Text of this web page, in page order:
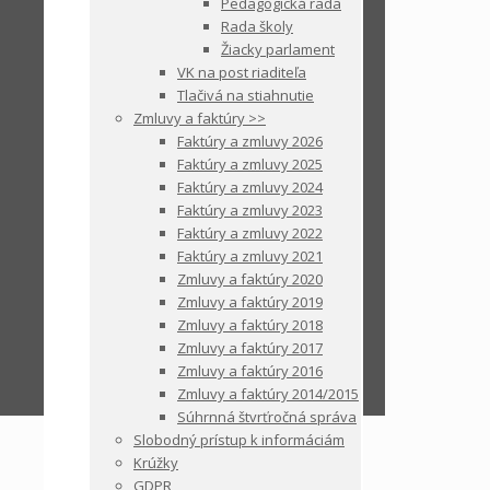
Rada školy
Žiacky parlament
VK na post riaditeľa
Tlačivá na stiahnutie
Zmluvy a faktúry >>
Faktúry a zmluvy 2026
Faktúry a zmluvy 2025
Faktúry a zmluvy 2024
Faktúry a zmluvy 2023
Faktúry a zmluvy 2022
Faktúry a zmluvy 2021
Zmluvy a faktúry 2020
Zmluvy a faktúry 2019
Zmluvy a faktúry 2018
Zmluvy a faktúry 2017
Zmluvy a faktúry 2016
Zmluvy a faktúry 2014/2015
Súhrnná štvrťročná správa
Slobodný prístup k informáciám
Krúžky
GDPR